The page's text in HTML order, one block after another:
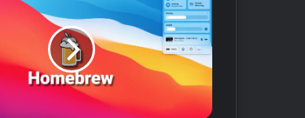
ب
ل
ی
غ
ا
ت
ج